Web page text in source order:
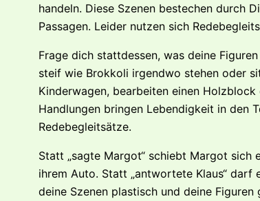
handeln. Diese Szenen bestechen durch
Passagen. Leider nutzen sich
Frage dich stattdessen, was deine
steif wie Brokkoli irgendwo stehen oder
Kinderwagen, bearbeiten einen
Handlungen bringen Lebendigkeit in den
Redebegleitsätze.
Statt „sagte Margot“ schiebt Margot sich
ihrem Auto. Statt „antwortete Klaus“
deine Szenen plastisch und deine